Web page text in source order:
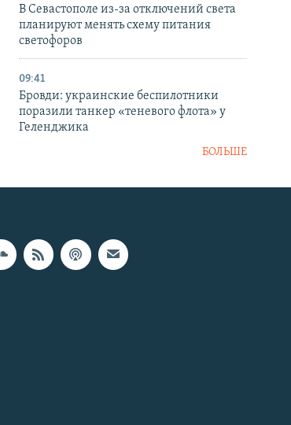
В Севастополе из-за отключений света
планируют менять схему питания
светофоров
09:41
Бровди: украинские беспилотники
поразили танкер «теневого флота» у
Геленджика
БОЛЬШЕ